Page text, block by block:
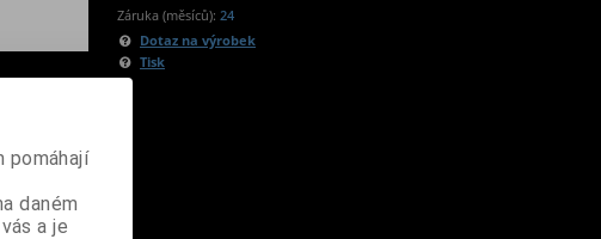
Záruka (měsíců): 24
Dotaz na výrobek
Tisk
pomáhají
daném
a je